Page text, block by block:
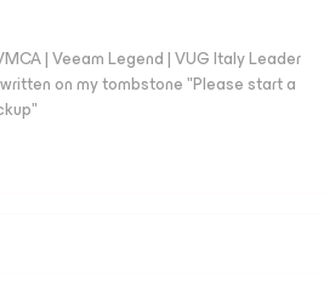
| Veeam Legend | VUG Italy Leader
on my tombstone "Please start a